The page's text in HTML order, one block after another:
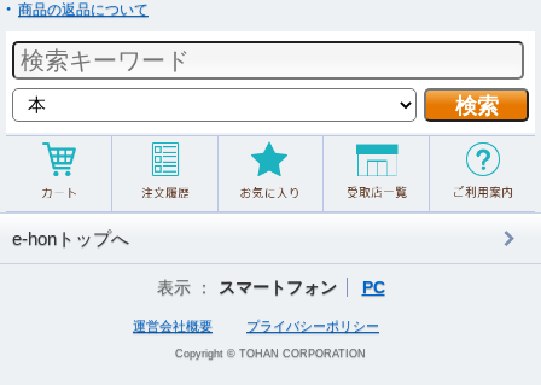
商品の返品について
e-honトップへ
表示 ： スマートフォン PC
運営会社概要 プライバシーポリシー
Copyright © TOHAN CORPORATION